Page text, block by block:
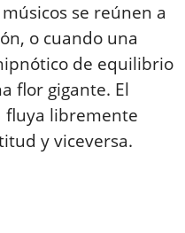
se reúnen a
o cuando una
de equilibrio
flor gigante. El
fluya libremente
y viceversa.